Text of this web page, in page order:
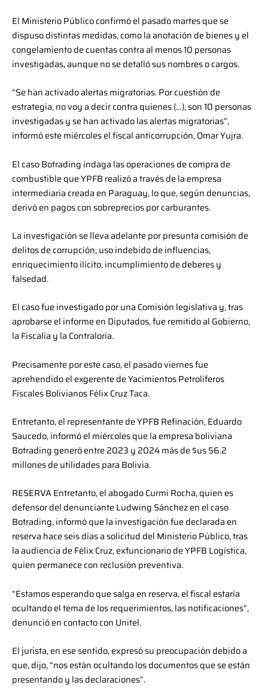
El Ministerio Público confirmó el pasado martes que se
dispuso distintas medidas, como la anotación de bienes y el
congelamiento de cuentas contra al menos 10 personas
investigadas, aunque no se detalló sus nombres o cargos.
“Se han activado alertas migratorias. Por cuestión de
estrategia, no voy a decir contra quienes (…), son 10 personas
investigadas y se han activado las alertas migratorias”,
informó este miércoles el fiscal anticorrupción, Omar Yujra.
El caso Botrading indaga las operaciones de compra de
combustible que YPFB realizó a través de la empresa
intermediaria creada en Paraguay, lo que, según denuncias,
derivó en pagos con sobreprecios por carburantes.
La investigación se lleva adelante por presunta comisión de
delitos de corrupción, uso indebido de influencias,
enriquecimiento ilícito, incumplimiento de deberes y
falsedad.
El caso fue investigado por una Comisión legislativa y, tras
aprobarse el informe en Diputados, fue remitido al Gobierno,
la Fiscalía y la Contraloría.
Precisamente por este caso, el pasado viernes fue
aprehendido el exgerente de Yacimientos Petrolíferos
Fiscales Bolivianos Félix Cruz Taca.
Entretanto, el representante de YPFB Refinación, Eduardo
Saucedo, informó el miércoles que la empresa boliviana
Botrading generó entre 2023 y 2024 más de $us 56.2
millones de utilidades para Bolivia.
RESERVA Entretanto, el abogado Curmi Rocha, quien es
defensor del denunciante Ludwing Sánchez en el caso
Botrading, informó que la investigación fue declarada en
reserva hace seis días a solicitud del Ministerio Público, tras
la audiencia de Félix Cruz, exfuncionario de YPFB Logística,
quien permanece con reclusión preventiva.
“Estamos esperando que salga en reserva, el fiscal estaría
ocultando el tema de los requerimientos, las notificaciones”,
denunció en contacto con Unitel.
El jurista, en ese sentido, expresó su preocupación debido a
que, dijo, “nos están ocultando los documentos que se están
presentando y las declaraciones”.